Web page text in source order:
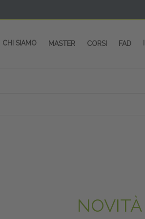
CHI SIAMO MASTER CORSI FAD
NOVITÀ